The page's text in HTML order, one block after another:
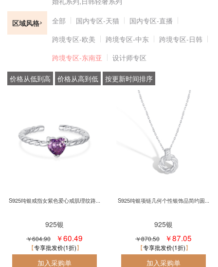
区域风格 全部 国内专区-天猫
国内专区-直播
跨境专区-欧美
跨境专区-中东
跨境专区-日韩
跨境专区-东南亚
设计师专区
S925纯银戒指女紫色爱心戒肌理纹路...
925银
￥604.90 ￥60.49
专享批发价(1折)
S925纯银项链几何个性银饰品简约圆...
925银
￥870.50 ￥87.05
专享批发价(1折)